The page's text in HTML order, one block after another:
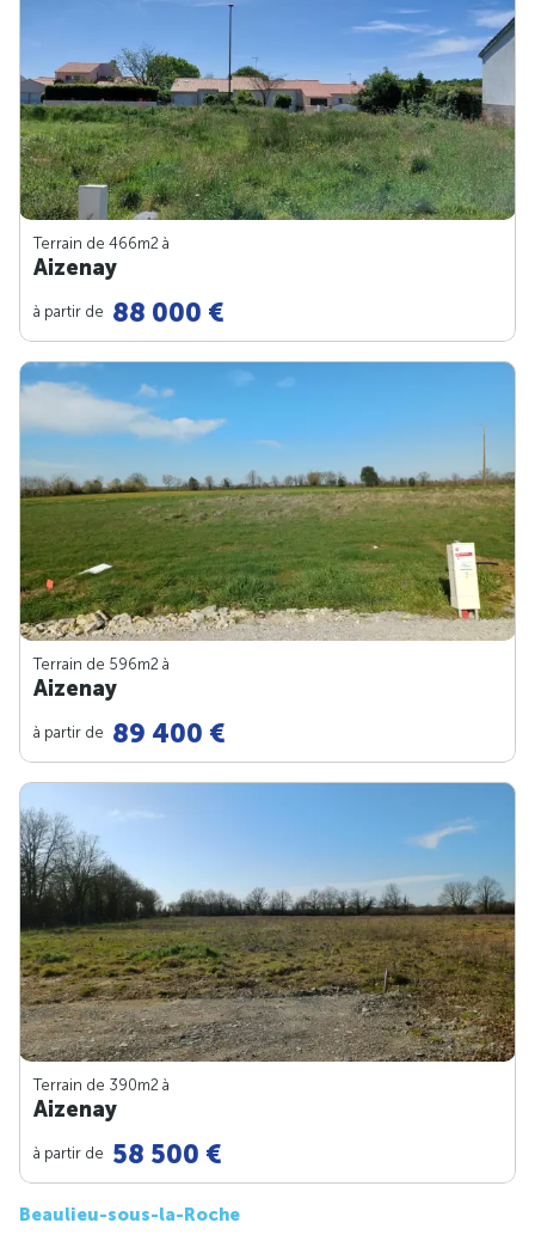
Terrain de 466m2 à
Aizenay
à partir de 88 000 €
Terrain de 596m2 à
Aizenay
à partir de 89 400 €
Terrain de 390m2 à
Aizenay
à partir de 58 500 €
Beaulieu-sous-la-Roche